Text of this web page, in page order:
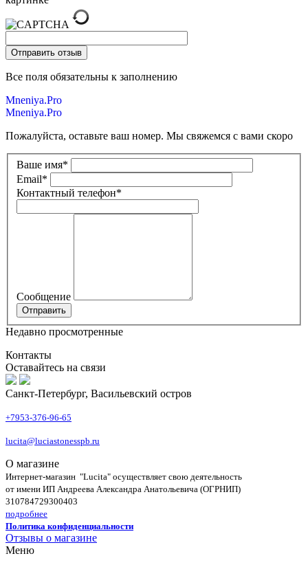
Все поля обязательны к заполнению
Mneniya.Pro
Mneniya.Pro
Пожалуйста, оставьте ваш номер. Мы свяжемся с вами скоро
Ваше имя*
Email*
Контактный телефон*
Сообщение
Недавно просмотренные
Контакты
Оставайтесь на связи
Санкт-Петербург, Васильевский остров
+7953-376-96-65
lucita@luciastonesspb.ru
О магазине
Интернет-магазин "Lucita" осуществляет свою деятельность
от имени ИП Андреева Александра Анатольевича (ОГРНИП)
310784729300403
подробнее
Политика конфиденциальности
Отзывы о магазине
Меню